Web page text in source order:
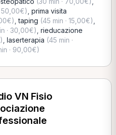
50,00€) prima visita
,taping (45 min · 15,00€)
· 30,00€) rieducazione
laserterapia (45 min ·
· 90,00€)
VN Fisio